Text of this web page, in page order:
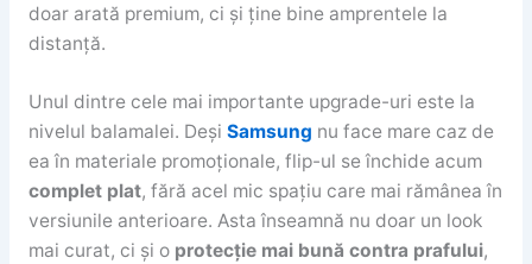
doar arată premium, ci și ține bine amprentele la
distanță.
Unul dintre cele mai importante upgrade-uri este la
nivelul balamalei. Deși Samsung nu face mare caz de
ea în materiale promoționale, flip-ul se închide acum
complet plat, fără acel mic spațiu care mai rămânea în
versiunile anterioare. Asta înseamnă nu doar un look
mai curat, ci și o protecție mai bună contra prafului,